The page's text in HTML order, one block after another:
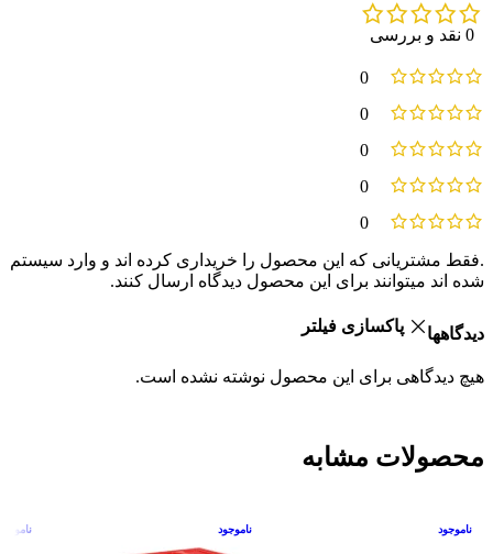
0 نقد و بررسی
0
0
0
0
0
دیدگاهها پاکسازی فیلتر
هیچ دیدگاهی برای این محصول نوشته نشده است.
.فقط مشتریانی که این محصول را خریداری کرده اند و وارد سیستم
شده اند میتوانند برای این محصول دیدگاه ارسال کنند.
محصولات مشابه
ناموجود ناموجود ناموجود